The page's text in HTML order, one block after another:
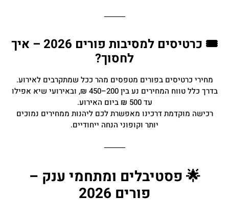
⸻
🎟 כרטיסים למסיבות פורים 2026 – איך
לחסוך?
מחירי כרטיסים בפורים מטפסים מהר ככל שמתקרבים לאירוע.
בדרך כלל טווח המחירים נע בין 200–450 ₪, ובאירועי שיא אפילו
עד 500 ₪ ביום האירוע.
רכישה מוקדמת דרכינו מאפשרת לכם ליהנות ממחירים נמוכים
יותר וקופוני הנחה ייחודיים.
⸻
🌟 פסטיבלים ומתחמי ענק –
פורים 2026